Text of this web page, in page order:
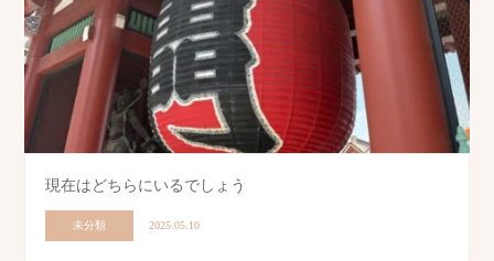
現在はどちらにいるでしょう
未分類 2025.05.10